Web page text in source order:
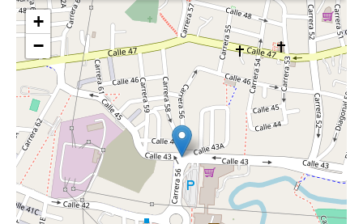
+
−